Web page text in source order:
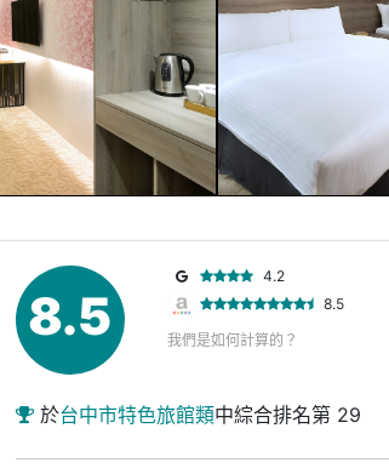
8.5
4.2
8.5
我們是如何計算的？
於台中市特色旅館類中綜合排名第 29